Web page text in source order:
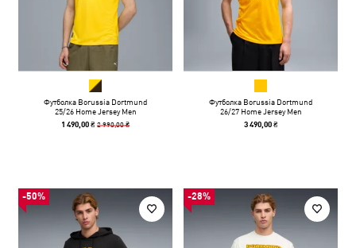
Футболка Borussia Dortmund
25/26 Home Jersey Men
1 490,00 ₴2 990,00 ₴
Футболка Borussia Dortmund
26/27 Home Jersey Men
3 490,00 ₴
-50% -28%